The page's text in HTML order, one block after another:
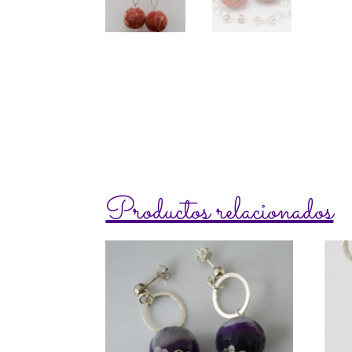
Productos relacionados